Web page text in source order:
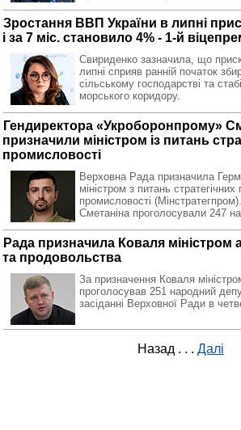
Зростання ВВП України в липні
і за 7 міс. становило 4% - 1-й
Свириденко зазначила, що
липні сприяв ранній початок
сільському господарстві та
морського коридору.
Гендиректора «Укроборонпрому»
призначили міністром із питань
промисловості
Верховна Рада призначила
міністром з питань стратегічних
промисловості
Сметаніна проголосували 247
Рада призначила Коваля міністром
та продовольства
За призначення Коваля
проголосував 251 народний
засіданні Верховної Ради в
Назад . . . Далі